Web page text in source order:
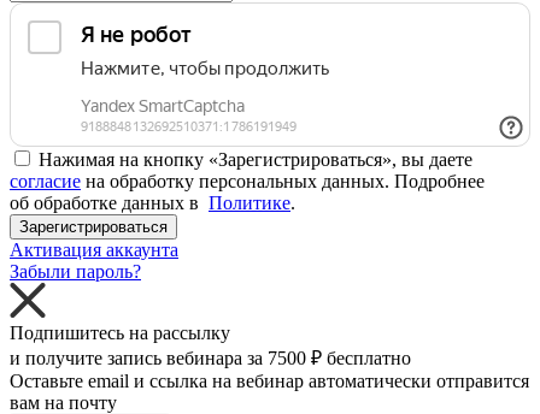
Нажимая на кнопку «Зарегистрироваться», вы даете
согласие на обработку персональных данных. Подробнее
об обработке данных в Политике.
Зарегистрироваться
Активация аккаунта
Забыли пароль?
Подпишитесь на рассылку
и получите запись вебинара за 7500 ₽ бесплатно
Оставьте email и ссылка на вебинар автоматически отправится
вам на почту